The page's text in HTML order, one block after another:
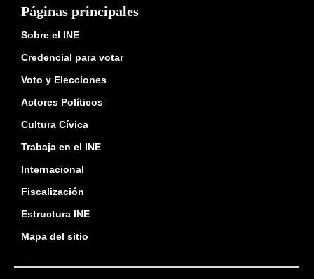
Páginas principales
Sobre el INE
Credencial para votar
Voto y Elecciones
Actores Políticos
Cultura Cívica
Trabaja en el INE
Internacional
Fiscalización
Estructura INE
Mapa del sitio